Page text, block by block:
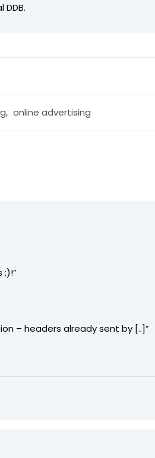
, online advertising
;)!”
– headers already sent by [..]”